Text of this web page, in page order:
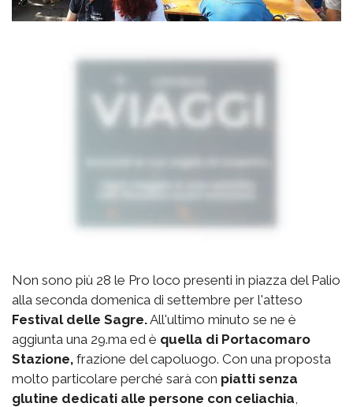
Non sono più 28 le Pro loco presenti in piazza del Palio
alla seconda domenica di settembre per l'atteso
Festival delle Sagre.All'ultimo minuto se ne è
aggiunta una 29.ma ed è quella di Portacomaro
Stazione, frazione del capoluogo. Con una proposta
molto particolare perché sarà con piatti senza
glutine dedicati alle persone con celiachia